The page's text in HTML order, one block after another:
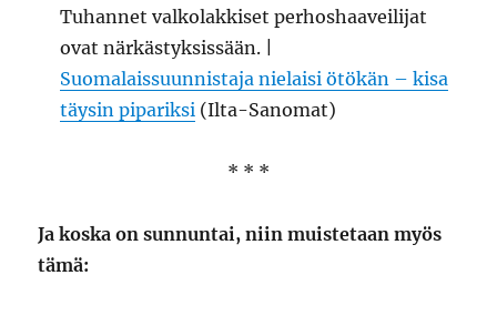
Tuhannet valkolakkiset perhoshaaveilijat
ovat närkästyksissään. |
Suomalaissuunnistaja nielaisi ötökän – kisa
täysin pipariksi (Ilta-Sanomat)
* * *
Ja koska on sunnuntai, niin muistetaan myös
tämä: